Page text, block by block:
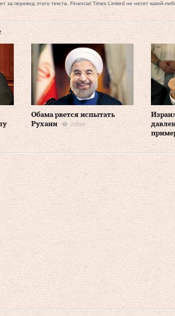
за перевод этого текста, Financial Times Limited не несет какой-
Обама рвется испытать
Рухани
20696